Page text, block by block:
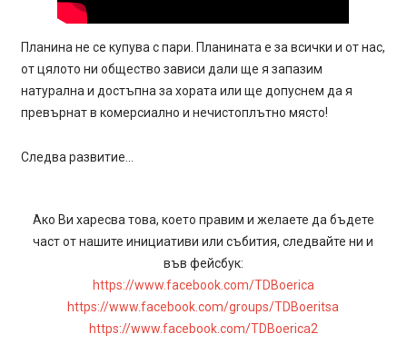
Планина не се купува с пари. Планината е за всички и от нас,
от цялото ни общество зависи дали ще я запазим
натурална и достъпна за хората или ще допуснем да я
превърнат в комерсиално и нечистоплътно място!
Следва развитие…
Ако Ви харесва това, което правим и желаете да бъдете
част от нашите инициативи или събития, следвайте ни и
във фейсбук:
https://www.facebook.com/TDBoerica
https://www.facebook.com/groups/TDBoeritsa
https://www.facebook.com/TDBoerica2